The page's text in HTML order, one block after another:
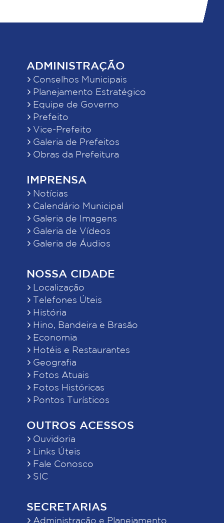
ADMINISTRAÇÃO
Conselhos Municipais
Planejamento Estratégico
Equipe de Governo
Prefeito
Vice-Prefeito
Galeria de Prefeitos
Obras da Prefeitura
IMPRENSA
Notícias
Calendário Municipal
Galeria de Imagens
Galeria de Vídeos
Galeria de Áudios
NOSSA CIDADE
Localização
Telefones Úteis
História
Hino, Bandeira e Brasão
Economia
Hotéis e Restaurantes
Geografia
Fotos Atuais
Fotos Históricas
Pontos Turísticos
OUTROS ACESSOS
Ouvidoria
Links Úteis
Fale Conosco
SIC
SECRETARIAS
Administração e Planejamento